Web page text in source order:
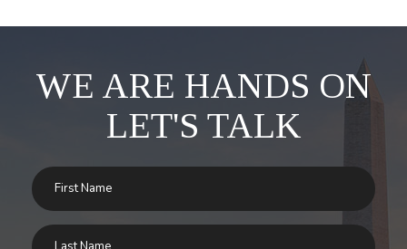
WE ARE HANDS ON
LET'S TALK